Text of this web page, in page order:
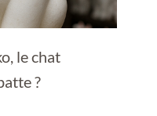
le chat
?